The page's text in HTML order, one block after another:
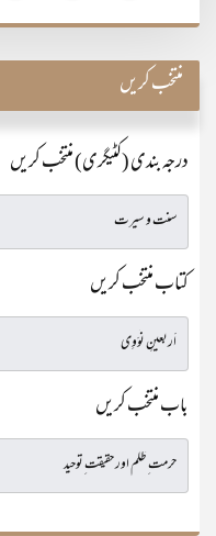
منتخب کریں
درجہ بندی (کٹیگری) منتخب کریں
کتاب منتخب کریں
باب منتخب کریں